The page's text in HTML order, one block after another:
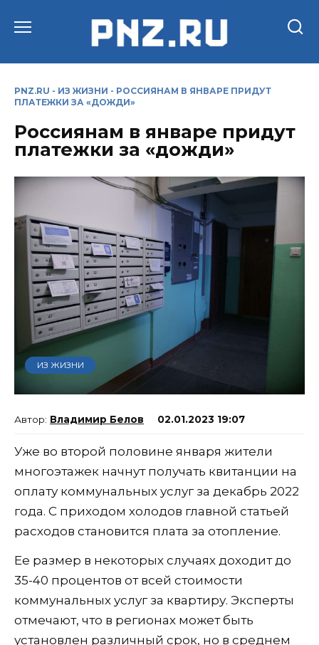
PNZ.RU - ИЗ ЖИЗНИ - РОССИЯНАМ В ЯНВАРЕ ПРИДУТ
ПЛАТЕЖКИ ЗА «ДОЖДИ»
Россиянам в январе придут
платежки за «дожди»
ИЗ ЖИЗНИ
Владимир Белов 02.01.2023 19:07
Уже во второй половине января жители
многоэтажек начнут получать квитанции на
оплату коммунальных услуг за декабрь 2022
года. С приходом холодов главной статьей
расходов становится плата за отопление.
Ее размер в некоторых случаях доходит до
35-40 процентов от всей стоимости
коммунальных услуг за квартиру. Эксперты
отмечают, что в регионах может быть
установлен различный срок, но в среднем